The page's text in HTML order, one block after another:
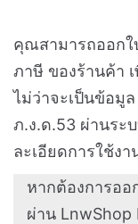
คุณสามารถออก
ภาษี ของร้านค้า
ไม่ว่าจะเป็นข้อมู
ภ.ง.ด.53 ผ่านระ
ละเอียดการใช้งา
หากต้องการอ
ผ่าน